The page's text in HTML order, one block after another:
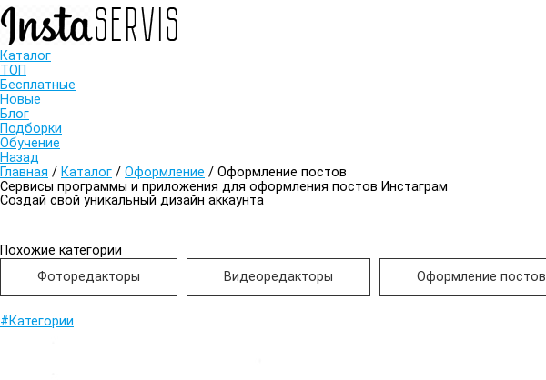
Каталог
ТОП
Бесплатные
Новые
Блог
Подборки
Обучение
Назад
Главная / Каталог / Оформление / Оформление постов
Сервисы программы и приложения для оформления постов Инстаграм
Создай свой уникальный дизайн аккаунта
Похожие категории
Фоторедакторы
Видеоредакторы Оформление постов
#Категории